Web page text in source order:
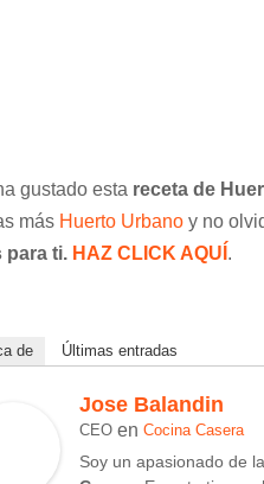
gustado esta receta de
más Huerto Urbano y no
para ti. HAZ CLICK AQUÍ .
de Últimas entradas
Jose Balandin
CEO en Cocina Casera
Soy un apasionado de